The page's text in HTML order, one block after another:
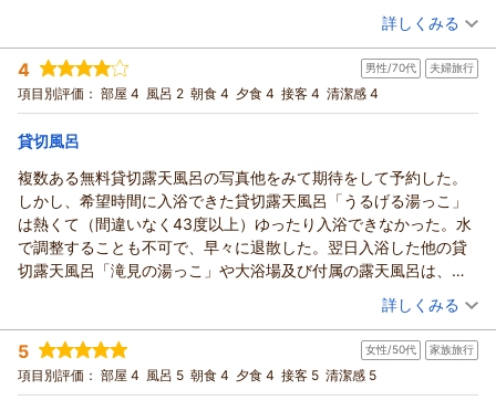
お食事もとても美味しかったです。一品一品丁寧なお料理でお酒
がすすみ、最後のきりたんぽ鍋でお腹満足、気持ちもあたたかく
なりました。
日景温泉の皆様、この度は幸せなひとときをありがとうございま
した！
（投稿日：2026/04/28）
宿泊時期： 2026年04月宿泊 (一人旅)
投稿者： ナミさん(女性/50代)
宿泊プラン： ◆ ひとり旅 満喫プラン・夕食グレードアップ ◆ 秘湯と
贅沢な食をゆったり愉しむ大人の醍醐味
シングル 朝・夕
宿泊価格帯：
詳しくみる
4 男性/70代 夫婦旅行
項目別評価： 部屋 4 風呂 2 朝食 4 夕食 4 接客 4 清潔感 4
貸切風呂
複数ある無料貸切露天風呂の写真他をみて期待をして予約した。
しかし、希望時間に入浴できた貸切露天風呂「うるげる湯っこ」
は熱くて（間違いなく43度以上）ゆったり入浴できなかった。水
で調整することも不可で、早々に退散した。翌日入浴した他の貸
切露天風呂「滝見の湯っこ」や大浴場及び付属の露天風呂は、入
浴した昼、夜、朝共丁度よい湯加減だったのにとても残念。入浴
者が調整できない風呂は、こまめに温度管理をお願いしたい。大
量に小さい虫も飛んでいたが、暖かい晴れた日の露天なんだし普
通によく見かける虫かと思って手で払う程度で油断していたら、
あとでかゆいので確認したら体中あちこち食われていて赤くなっ
（投稿日：2026/04/27）
宿泊時期： 2026年04月宿泊 (夫婦旅行)
投稿者： 大将さん
宿泊プラン： ◆ 和洋室・夕食コース・スタンダード ◆
朝・夕
詳しくみる
5 女性/50代 家族旅行
項目別評価： 部屋 4 風呂 5 朝食 4 夕食 4 接客 5 清潔感 5